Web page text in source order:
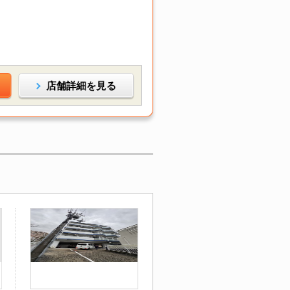
店舗詳細を見る